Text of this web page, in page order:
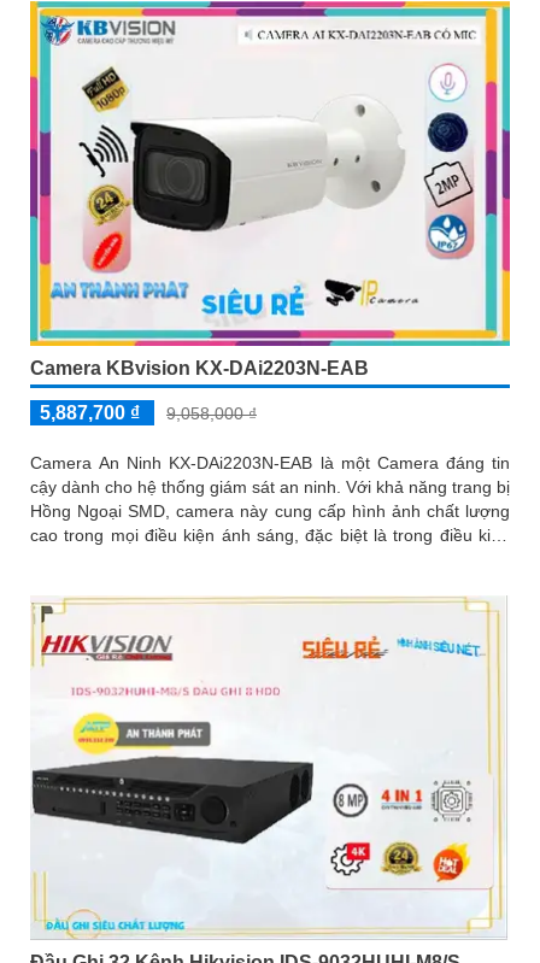
Camera KBvision KX-DAi2203N-EAB
5,887,700 ₫ 9,058,000 ₫
Camera An Ninh KX-DAi2203N-EAB là một Camera đáng tin
cậy dành cho hệ thống giám sát an ninh. Với khả năng trang bị
Hồng Ngoại SMD, camera này cung cấp hình ảnh chất lượng
cao trong mọi điều kiện ánh sáng, đặc biệt là trong điều kiện